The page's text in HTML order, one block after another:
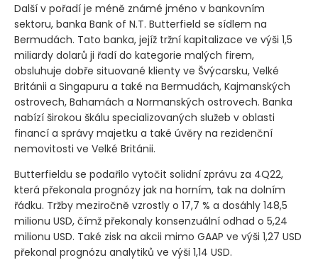
Další v pořadí je méně známé jméno v bankovním
sektoru, banka Bank of N.T. Butterfield se sídlem na
Bermudách. Tato banka, jejíž tržní kapitalizace ve výši 1,5
miliardy dolarů ji řadí do kategorie malých firem,
obsluhuje dobře situované klienty ve Švýcarsku, Velké
Británii a Singapuru a také na Bermudách, Kajmanských
ostrovech, Bahamách a Normanských ostrovech. Banka
nabízí širokou škálu specializovaných služeb v oblasti
financí a správy majetku a také úvěry na rezidenční
nemovitosti ve Velké Británii.
Butterfieldu se podařilo vytočit solidní zprávu za 4Q22,
která překonala prognózy jak na horním, tak na dolním
řádku. Tržby meziročně vzrostly o 17,7 % a dosáhly 148,5
milionu USD, čímž překonaly konsenzuální odhad o 5,24
milionu USD. Také zisk na akcii mimo GAAP ve výši 1,27 USD
překonal prognózu analytiků ve výši 1,14 USD.